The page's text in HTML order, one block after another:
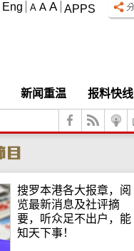
APPS
A A A
Eng
新闻重温 报料快线
搜罗本港各大报章，阅
览最新消息及社评摘
要，听众足不出户，能
知天下事！